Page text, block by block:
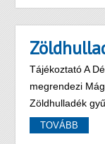
Tájékoztató A
megrendezi
Zöldhulladék
TOVÁBB